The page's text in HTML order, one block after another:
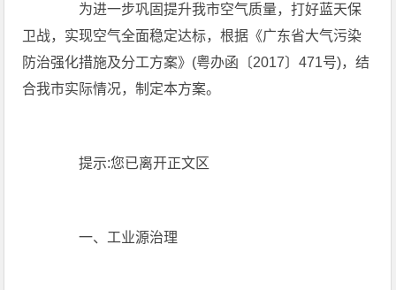
为进一步巩固提升我市空气质量，打好蓝天保
卫战，实现空气全面稳定达标，根据《广东省大气污染
防治强化措施及分工方案》(粤办函〔2017〕471号)，结
合我市实际情况，制定本方案。
提示:您已离开正文区
一、工业源治理